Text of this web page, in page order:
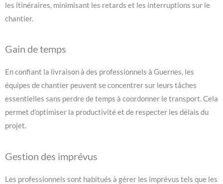
les itinéraires, minimisant les retards et les interruptions sur le
chantier.
Gain de temps
En confiant la livraison à des professionnels à Guernes, les
équipes de chantier peuvent se concentrer sur leurs tâches
essentielles sans perdre de temps à coordonner le transport. Cela
permet d’optimiser la productivité et de respecter les délais du
projet.
Gestion des imprévus
Les professionnels sont habitués à gérer les imprévus tels que les